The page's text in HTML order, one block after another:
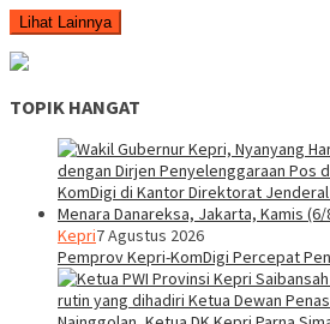
Lihat Lainnya
TOPIK HANGAT
Kepri7 Agustus 2026
Pemprov Kepri-KomDigi Percepat